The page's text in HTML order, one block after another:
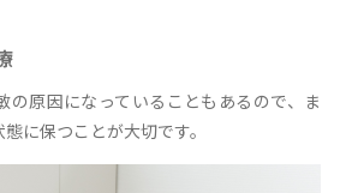
の原因になっていることもあるので、ま
に保つことが大切です。